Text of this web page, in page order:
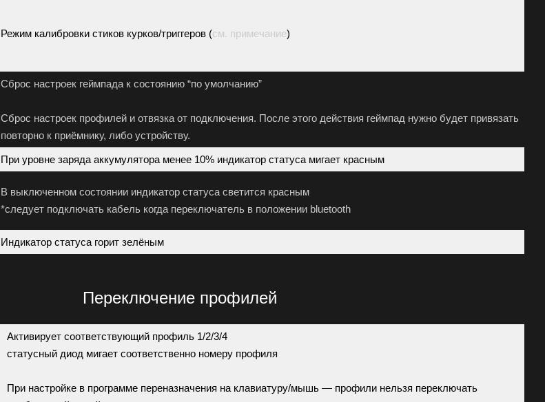
Режим калибровки стиков курков/триггеров (см. примечание)
Сброс настроек геймпада к состоянию “по умолчанию”
Сброс настроек профилей и отвязка от подключения. После этого действия геймпад нужно будет привязать
повторно к приёмнику, либо устройству.
При уровне заряда аккумулятора менее 10% индикатор статуса мигает красным
В выключенном состоянии индикатор статуса светится красным
*следует подключать кабель когда переключатель в положении bluetooth
Индикатор статуса горит зелёным
Переключение профилей
Активирует соответствующий профиль 1/2/3/4
статусный диод мигает соответственно номеру профиля
При настройке в программе переназначения на клавиатуру/мышь — профили нельзя переключать